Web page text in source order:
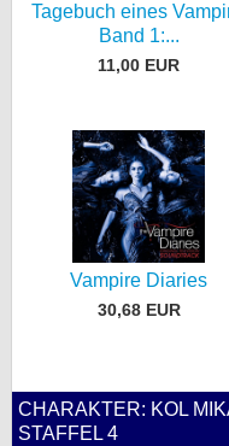
Tagebuch eines
Band 1:...
11,00 EUR
Vampire Diaries
30,68 EUR
CHARAKTER: KOL
STAFFEL 4